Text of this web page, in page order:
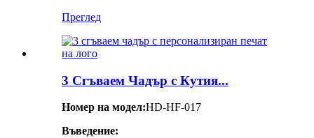
Преглед
3 Сгъваем Чадър с Кутия...
Номер на модел:HD-HF-017
Въведение: